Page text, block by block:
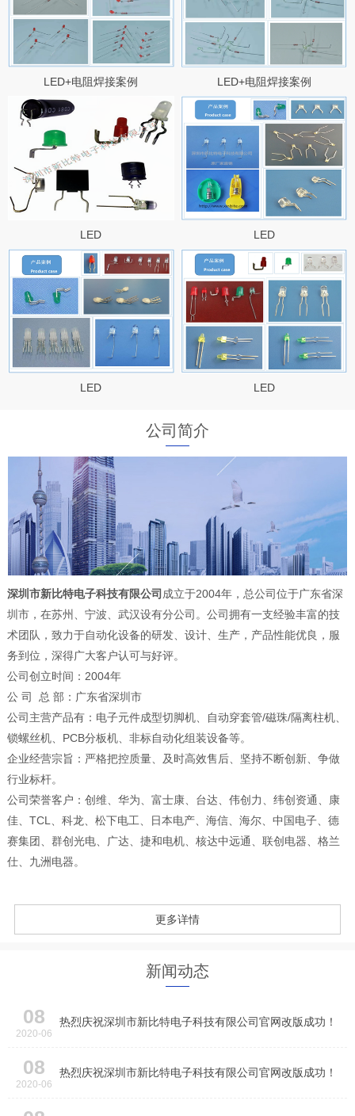
LED+电阻焊接案例 LED+电阻焊接案例
LED LED
LED LED
公司简介
深圳市新比特电子科技有限公司 成立于2004年，总公司位于广东省深
圳市，在苏州、宁波、武汉设有分公司。公司拥有一支经验丰富的技
术团队，致力于自动化设备的研发、设计、生产，产品性能优良，服
务到位，深得广大客户认可与好评。
公司创立时间：2004年
公 司 总 部：广东省深圳市
公司主营产品有：电子元件成型切脚机、自动穿套管/磁珠/隔离柱机、
锁螺丝机、PCB分板机、非标自动化组装设备等。
企业经营宗旨：严格把控质量、及时高效售后、坚持不断创新、争做
行业标杆。
公司荣誉客户：创维、华为、富士康、台达、伟创力、纬创资通、康
佳、TCL、科龙、松下电工、日本电产、海信、海尔、中国电子、德
赛集团、群创光电、广达、捷和电机、核达中远通、联创电器、格兰
仕、九洲电器。
更多详情
新闻动态
08
2020-06
热烈庆祝深圳市新比特电子科技有限公司官网改版成功！
08
2020-06
热烈庆祝深圳市新比特电子科技有限公司官网改版成功！